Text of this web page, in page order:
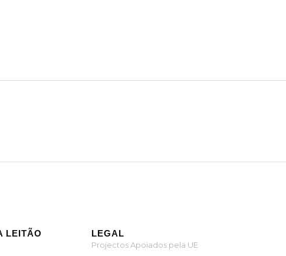
LEITÃO LEGAL
Projectos Apoiados pela UE